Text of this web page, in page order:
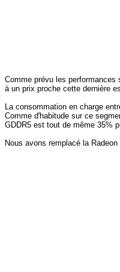
Comme prévu les performances
à un prix proche cette dernière
La consommation en charge
Comme d'habitude sur ce
GDDR5 est tout de même 35%
Nous avons remplacé la